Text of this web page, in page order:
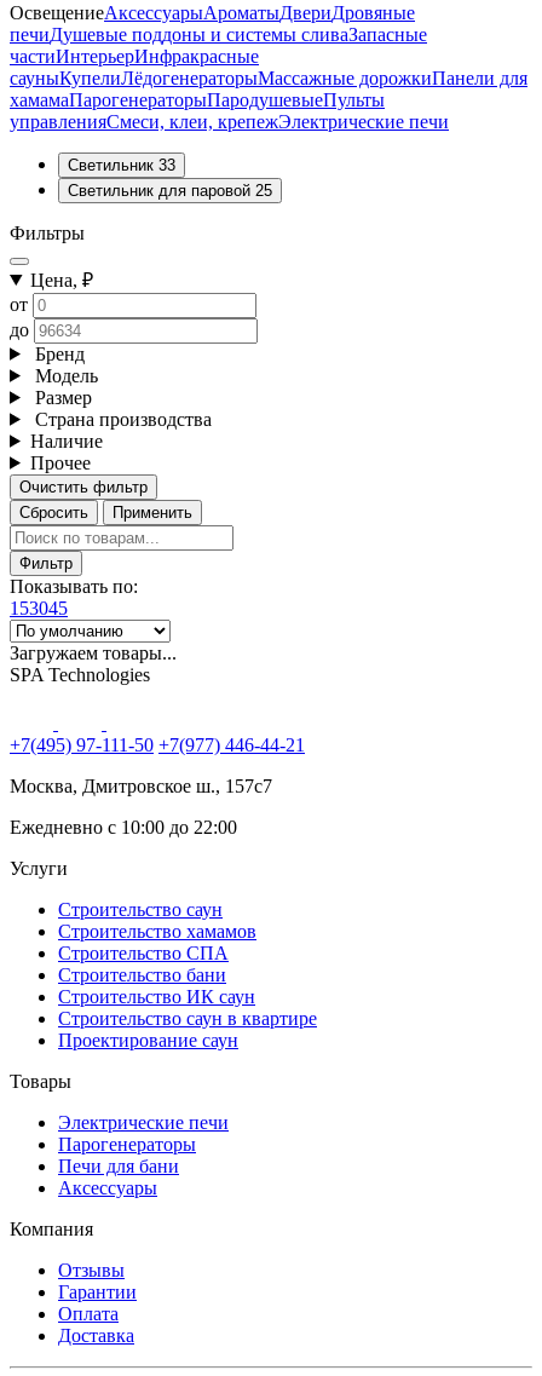
ОсвещениеАксессуарыАроматыДвериДровяные
печиДушевые поддоны и системы сливаЗапасные
частиИнтерьерИнфракрасные
сауныКупелиЛёдогенераторыМассажные дорожкиПанели для
хамамаПарогенераторыПародушевыеПульты
управленияСмеси, клеи, крепежЭлектрические печи
Светильник 33
Светильник для паровой 25
Фильтры
Цена, ₽
от
до
Бренд
Модель
Размер
Страна производства
Наличие
Прочее
Очистить фильтр
Сбросить
Применить
Фильтр
Показывать по:
153045
Загружаем товары...
SPA Technologies
+7(495) 97-111-50 +7(977) 446-44-21
Москва, Дмитровское ш., 157с7
Ежедневно с 10:00 до 22:00
Услуги
Строительство саун
Строительство хамамов
Строительство СПА
Строительство бани
Строительство ИК саун
Строительство саун в квартире
Проектирование саун
Товары
Электрические печи
Парогенераторы
Печи для бани
Аксессуары
Компания
Отзывы
Гарантии
Оплата
Доставка